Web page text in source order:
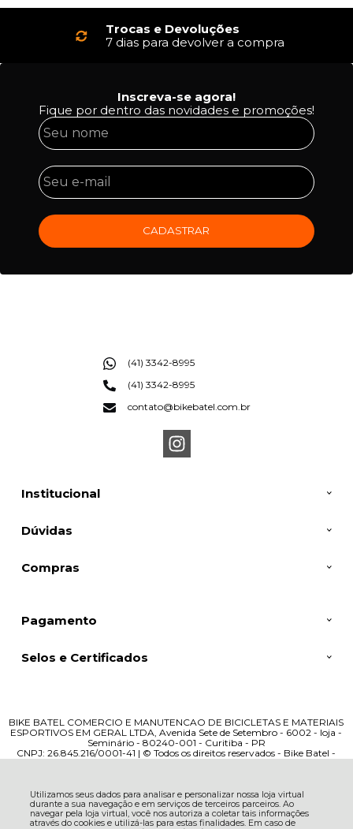
Utilizamos seus dados para analisar e personalizar nossa loja virtual
durante a sua navegação e em serviços de terceiros parceiros. Ao
navegar pela loja virtual, você nos autoriza a coletar tais informações
através do cookies e utilizá-las para estas finalidades. Em caso de
Trocas e Devoluções
7 dias para devolver a compra
Inscreva-se agora!
Fique por dentro das novidades e promoções!
CADASTRAR
Institucional
Dúvidas
Compras
(41) 3342-8995
(41) 3342-8995
contato@bikebatel.com.br
Pagamento
Selos e Certificados
BIKE BATEL COMERCIO E MANUTENCAO DE BICICLETAS E MATERIAIS
ESPORTIVOS EM GERAL LTDA, Avenida Sete de Setembro - 6002 - loja -
Seminário - 80240-001 - Curitiba - PR
CNPJ: 26.845.216/0001-41 | © Todos os direitos reservados - Bike Batel -